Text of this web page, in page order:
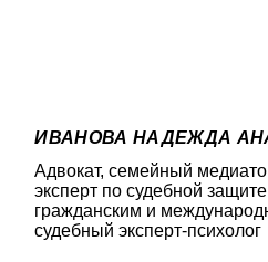
ИВАНОВА НАДЕЖДА
Адвокат, семейный
эксперт по судебной
гражданским и
судебный эксперт-психолог